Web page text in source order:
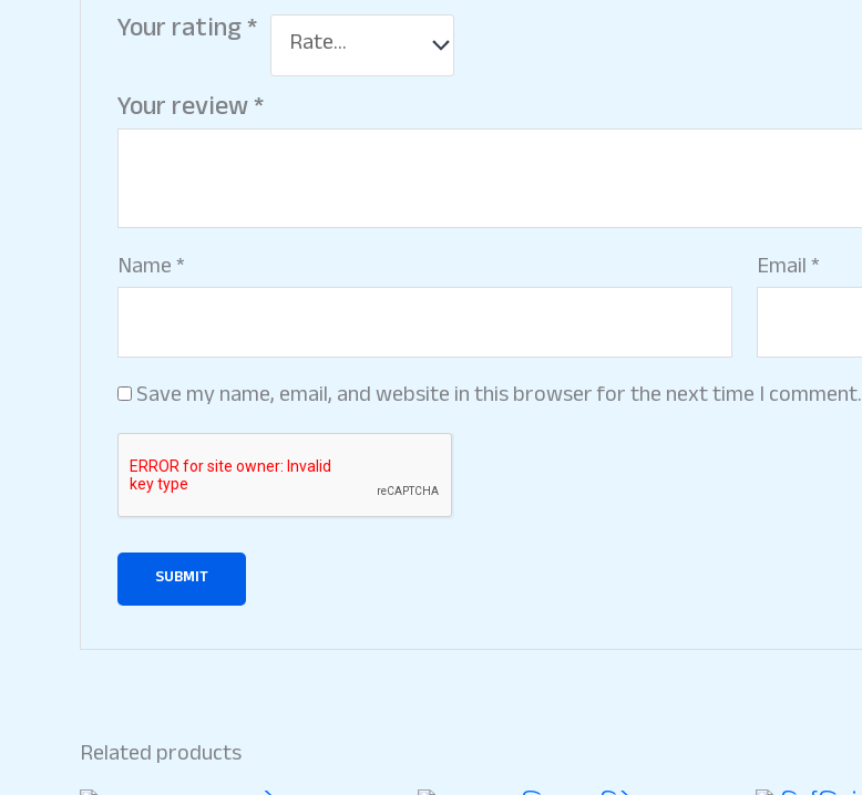
Your rating*
Your review*
Name* Email*
Save my name, email, and website in this browser for the next time I comment.
Related products